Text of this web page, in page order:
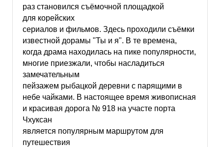
раз становился съёмочной площадкой
для корейских
сериалов и фильмов. Здесь проходили съёмки
известной дорамы "Ты и я". В те времена,
когда драма находилась на пике популярности,
многие приезжали, чтобы насладиться
замечательным
пейзажем рыбацкой деревни с парящими в
небе чайками. В настоящее время живописная
и красивая дорога № 918 на участе порта
Чхуксан
является популярным маршрутом для
путешествия